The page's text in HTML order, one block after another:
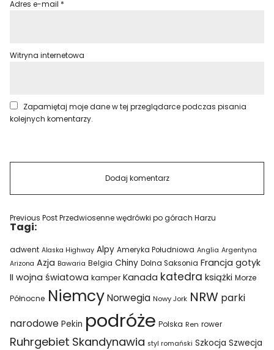
Adres e-mail *
Witryna internetowa
Zapamiętaj moje dane w tej przeglądarce podczas pisania
kolejnych komentarzy.
Previous PostPrzedwiosenne wędrówki po górach Harzu
Tagi:
adwent Alaska Highway Alpy Ameryka Południowa Anglia Argentyna
Arizona Azja Bawaria Belgia Chiny Dolna Saksonia Francja gotyk
II wojna światowa kamper Kanada katedra książki Morze
Północne Niemcy Norwegia Nowy Jork NRW parki
narodowe Pekin podróże Polska Ren rower
Ruhrgebiet Skandynawia styl romański Szkocja Szwecja